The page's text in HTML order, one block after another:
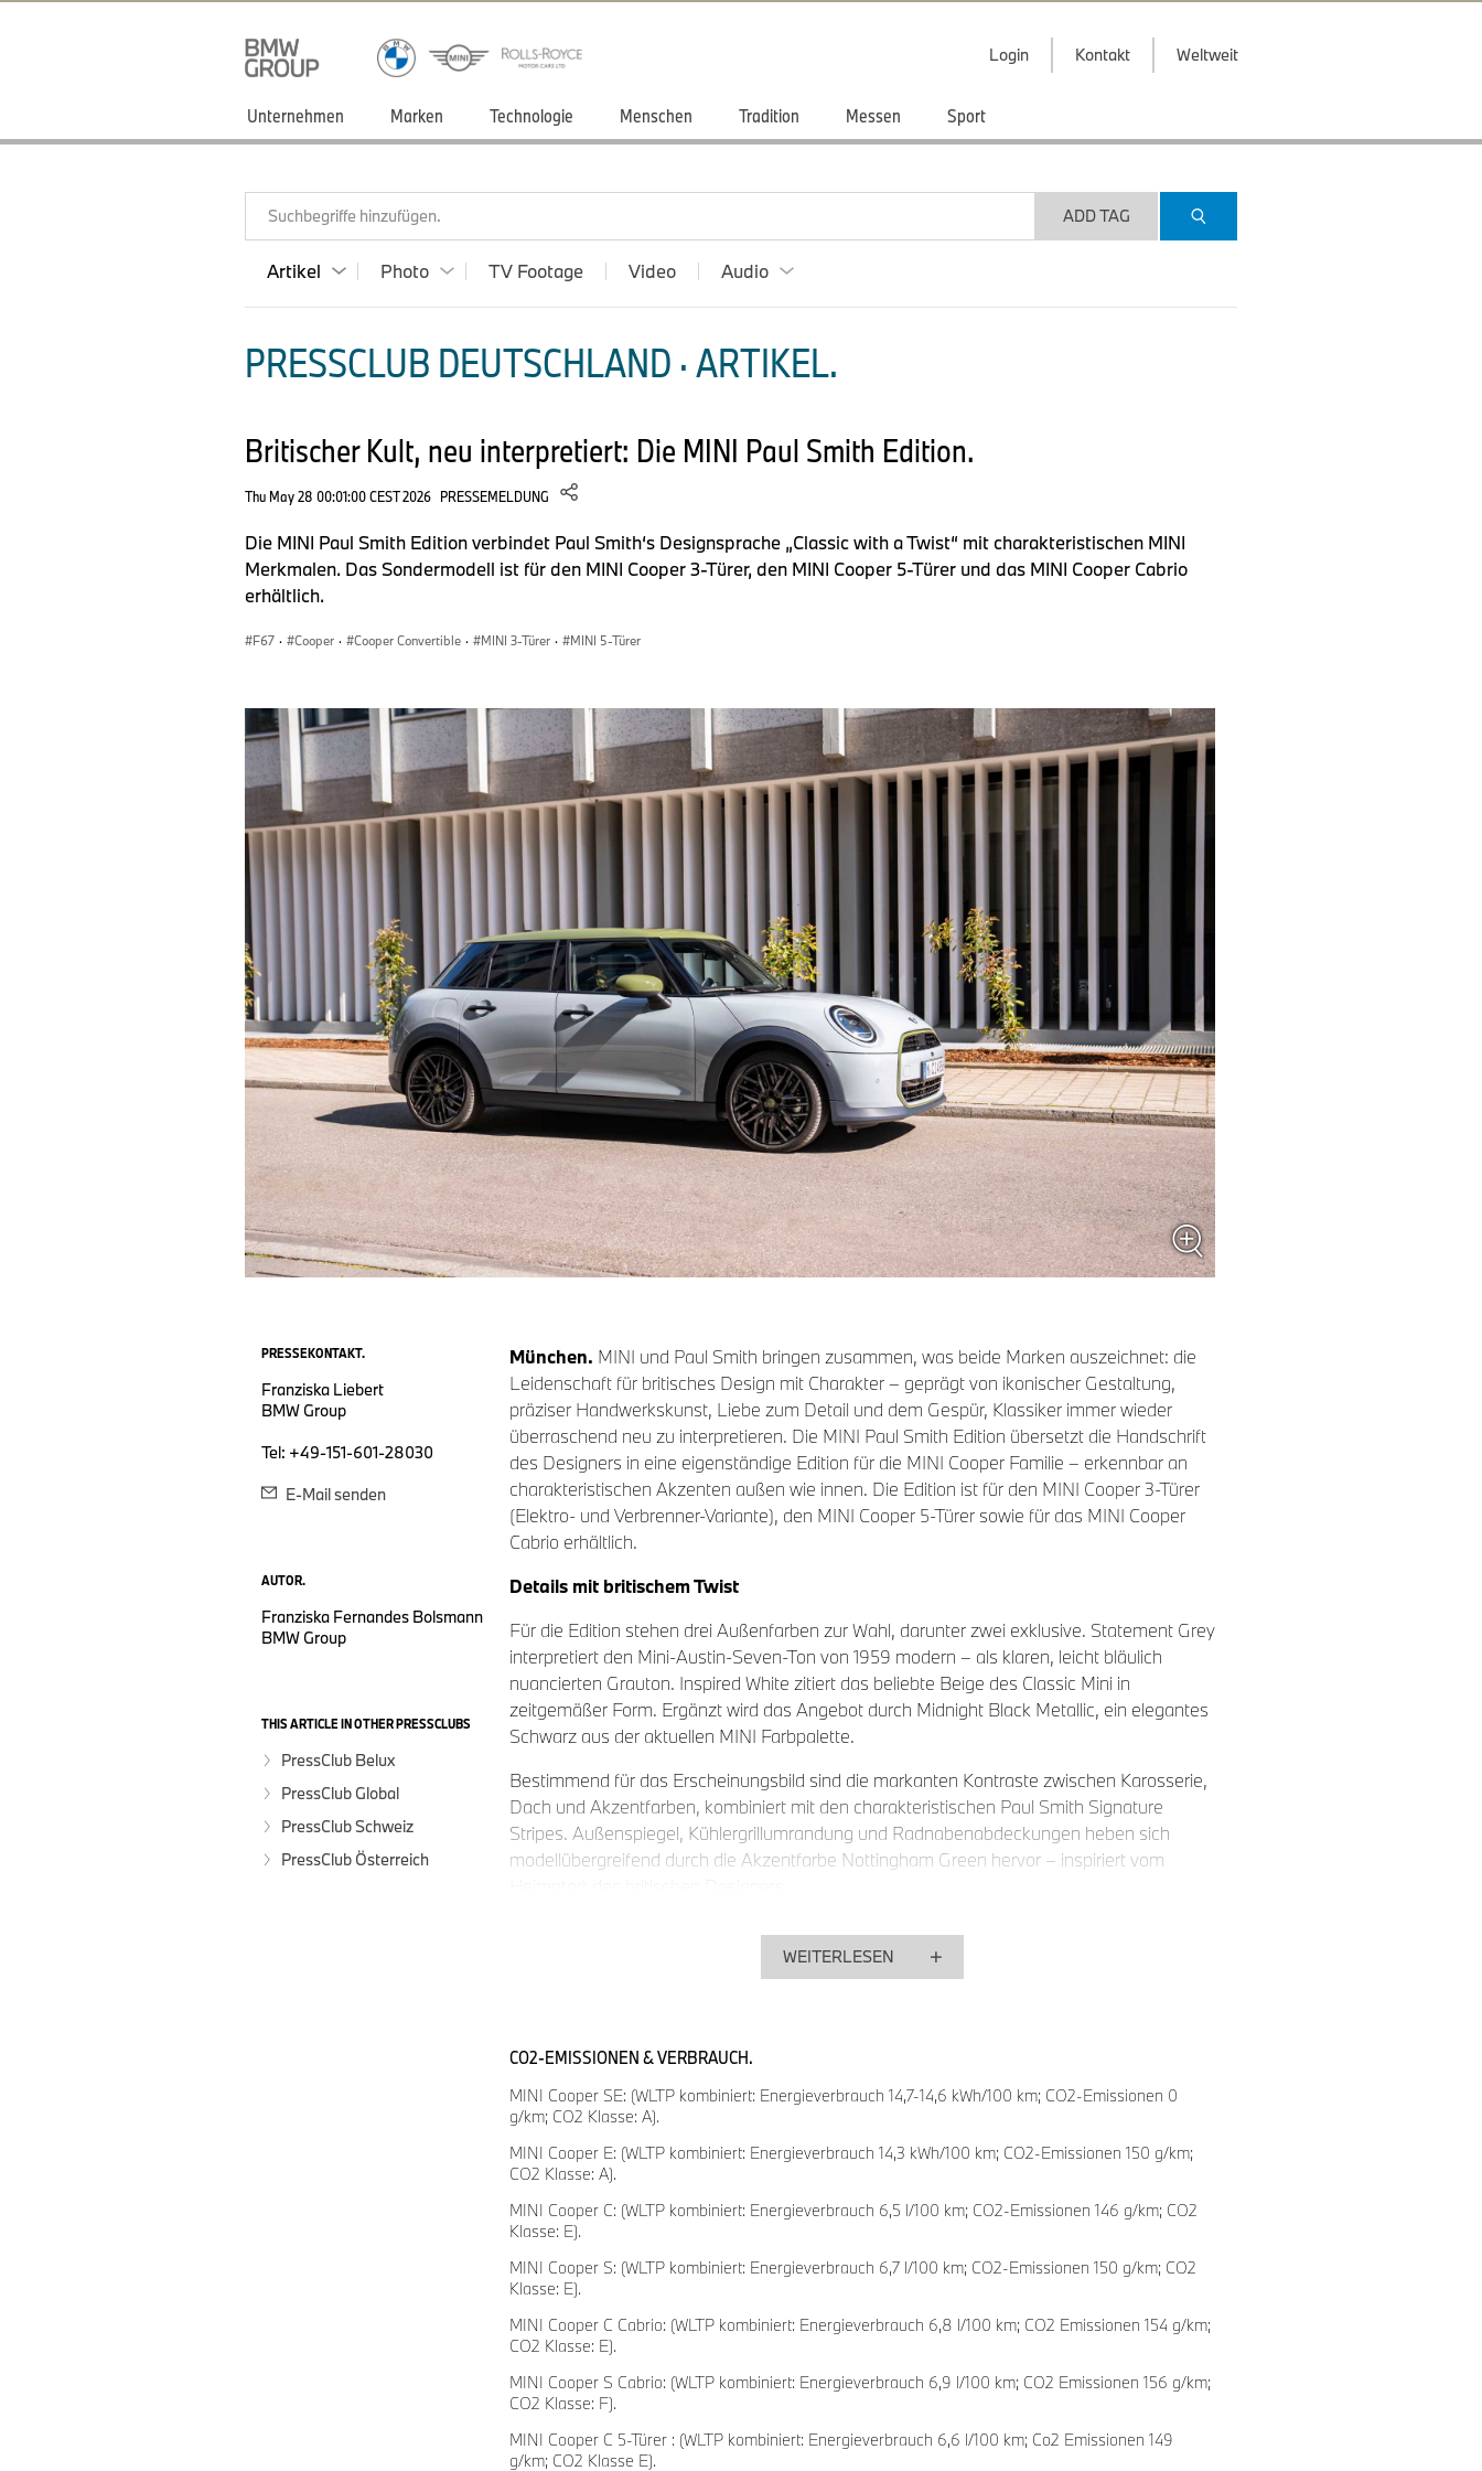
Login Kontakt Weltweit
Unternehmen Marken Technologie Menschen Tradition Messen Sport
Suchbegriffe hinzufügen. ADD TAG
Artikel Photo TV Footage Video Audio
PRESSCLUB DEUTSCHLAND · ARTIKEL.
Britischer Kult, neu interpretiert: Die MINI Paul Smith Edition.
Thu May 28 00:01:00 CEST 2026 PRESSEMELDUNG
Die MINI Paul Smith Edition verbindet Paul Smith‘s Designsprache „Classic with a Twist“ mit charakteristischen MINI
Merkmalen. Das Sondermodell ist für den MINI Cooper 3-Türer, den MINI Cooper 5-Türer und das MINI Cooper Cabrio
erhältlich.
F67 · Cooper · Cooper Convertible · MINI 3-Türer · MINI 5-Türer
PRESSEKONTAKT.
Franziska Liebert
BMW Group
Tel: +49-151-601-28030
E-Mail senden
AUTOR.
Franziska Fernandes Bolsmann
BMW Group
THIS ARTICLE IN OTHER PRESSCLUBS
PressClub Belux
PressClub Global
PressClub Schweiz
PressClub Österreich
München. MINI und Paul Smith bringen zusammen, was beide Marken auszeichnet: die
Leidenschaft für britisches Design mit Charakter – geprägt von ikonischer Gestaltung,
präziser Handwerkskunst, Liebe zum Detail und dem Gespür, Klassiker immer wieder
überraschend neu zu interpretieren. Die MINI Paul Smith Edition übersetzt die Handschrift
des Designers in eine eigenständige Edition für die MINI Cooper Familie – erkennbar an
charakteristischen Akzenten außen wie innen. Die Edition ist für den MINI Cooper 3-Türer
(Elektro- und Verbrenner-Variante), den MINI Cooper 5-Türer sowie für das MINI Cooper
Cabrio erhältlich.
Details mit britischem Twist
Für die Edition stehen drei Außenfarben zur Wahl, darunter zwei exklusive. Statement Grey
interpretiert den Mini‑Austin‑Seven‑Ton von 1959 modern – als klaren, leicht bläulich
nuancierten Grauton. Inspired White zitiert das beliebte Beige des Classic Mini in
zeitgemäßer Form. Ergänzt wird das Angebot durch Midnight Black Metallic, ein elegantes
Schwarz aus der aktuellen MINI Farbpalette.
Bestimmend für das Erscheinungsbild sind die markanten Kontraste zwischen Karosserie,
Dach und Akzentfarben, kombiniert mit den charakteristischen Paul Smith Signature
Stripes. Außenspiegel, Kühlergrillumrandung und Radnabenabdeckungen heben sich
modellübergreifend durch die Akzentfarbe Nottingham Green hervor – inspiriert vom
Für die geschlossenen Modelle stehen zwei editionsspezifische Dachausführungen zur
Verfügung: in Nottingham Green oder etwas dezenter in schwarz mit Ton-in-Ton-Streifen
schwarze Strickoberflächen mit Ton‑in‑Ton‑Streifen. Eine „Hello“-Lichtprojektion beim
das Signature‑Stripes‑Textilband an der 6‑Uhr‑Speiche des Sportlenkrads setzen gezielte
Akzente. Eine handgezeichnete „Rabbit“-Grafik auf der Fußmatte ergänzt den typisch
britischen Humor.
Preise in Deutschland
Zulassung):
MINI Cooper 3-Türer Paul Smith Edition ab 35.040 € brutto.
MINI Cooper 5-Türer Paul Smith Edition ab 36.040€ brutto.
MINI Cooper Cabrio Paul Smith Edition ab 37.690 € brutto.
Das Wichtigste zur MINI Paul Smith Edition
WEITERLESEN
CO2-EMISSIONEN & VERBRAUCH.
MINI Cooper SE: (WLTP kombiniert: Energieverbrauch 14,7-14,6 kWh/100 km; CO2-Emissionen 0
g/km; CO2 Klasse: A).
MINI Cooper E: (WLTP kombiniert: Energieverbrauch 14,3 kWh/100 km; CO2-Emissionen 150 g/km;
CO2 Klasse: A).
MINI Cooper C: (WLTP kombiniert: Energieverbrauch 6,5 l/100 km; CO2-Emissionen 146 g/km; CO2
Klasse: E).
MINI Cooper S: (WLTP kombiniert: Energieverbrauch 6,7 l/100 km; CO2-Emissionen 150 g/km; CO2
Klasse: E).
MINI Cooper C Cabrio: (WLTP kombiniert: Energieverbrauch 6,8 l/100 km; CO2 Emissionen 154 g/km;
CO2 Klasse: E).
MINI Cooper S Cabrio: (WLTP kombiniert: Energieverbrauch 6,9 l/100 km; CO2 Emissionen 156 g/km;
CO2 Klasse: F).
MINI Cooper C 5-Türer : (WLTP kombiniert: Energieverbrauch 6,6 l/100 km; Co2 Emissionen 149
g/km; CO2 Klasse E).